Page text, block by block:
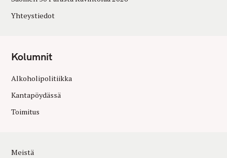
Yhteystiedot
Kolumnit
Alkoholipolitiikka
Kantapöydässä
Toimitus
Meistä